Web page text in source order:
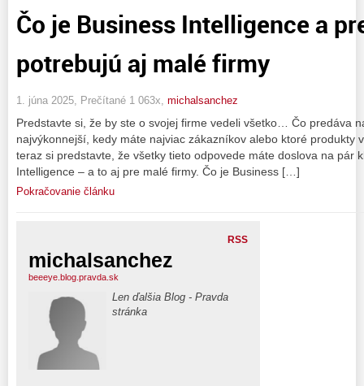
Čo je Business Intelligence a
potrebujú aj malé firmy
1. júna 2025, Prečítané 1 063x, michalsanchez
Predstavte si, že by ste o svojej firme vedeli všetko… Čo predáva
najvýkonnejší, kedy máte najviac zákazníkov alebo ktoré produkty
teraz si predstavte, že všetky tieto odpovede máte doslova na pár
Intelligence – a to aj pre malé firmy. Čo je Business […]
Pokračovanie článku
RSS
michalsanchez
beeeye.blog.pravda.sk
Len ďalšia Blog - Pravda
stránka